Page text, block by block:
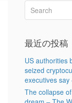
最近の投稿
US authorities
seized
executives say
The collapse